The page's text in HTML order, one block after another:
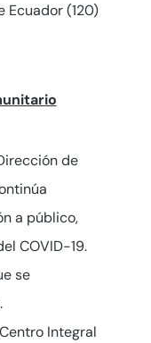
Ecuador (120)
de
a público,
COVID-19.
se
Integral